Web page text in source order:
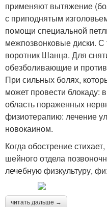
применяют вытяжение
с приподнятым
помощи специальной
межпозвонковые диски.
воротник Шанца. Для
обезболивающие и
При сильных болях,
может провести блокаду:
область пораженных
физиотерапию: лечение
новокаином.
Когда обострение
шейного отдела
лечебную физкультуру,
читать дальше →